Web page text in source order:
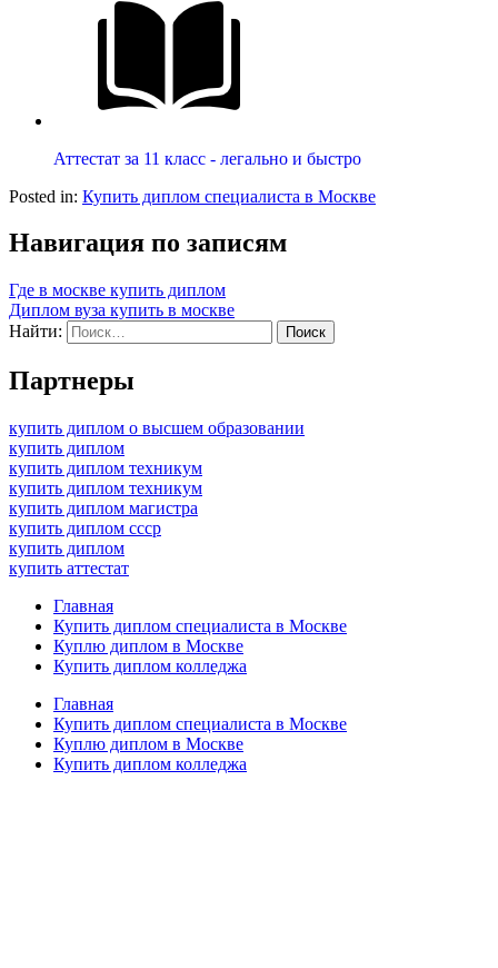
Аттестат за 11 класс - легально и быстро
Posted in: Купить диплом специалиста в Москве
Навигация по записям
Где в москве купить диплом
Диплом вуза купить в москве
Найти:
Партнеры
купить диплом о высшем образовании
купить диплом
купить диплом техникум
купить диплом техникум
купить диплом магистра
купить диплом ссср
купить диплом
купить аттестат
Главная
Купить диплом специалиста в Москве
Куплю диплом в Москве
Купить диплом колледжа
Главная
Купить диплом специалиста в Москве
Куплю диплом в Москве
Купить диплом колледжа